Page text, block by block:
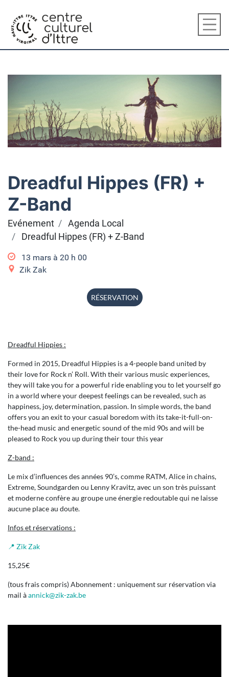
Dreadful Hippes (FR) +
Z-Band
Evénement
Agenda Local
Dreadful Hippes (FR) + Z-Band
13 mars à 20 h 00
Zik Zak
RÉSERVATION
Dreadful Hippies :
Formed in 2015, Dreadful Hippies is a 4-people band united by
their love for Rock n’ Roll. With their various music experiences,
they will take you for a powerful ride enabling you to let yourself go
in a world where your deepest feelings can be revealed, such as
happiness, joy, determination, passion. In simple words, the band
offers you an exit to your casual boredom with its take-it-full-on-
the-head music and energetic sound of the mid 90s and will be
pleased to Rock you up during their tour this year
Z-band :
Le mix d’influences des années 90’s, comme RATM, Alice in chains,
Extreme, Soundgarden ou Lenny Kravitz, avec un son très puissant
et moderne confère au groupe une énergie redoutable qui ne laisse
aucune place au doute.
Infos et réservations :
📍 Zik Zak
15,25€
(tous frais compris) Abonnement : uniquement sur réservation via
mail àannick@zik-zak.be